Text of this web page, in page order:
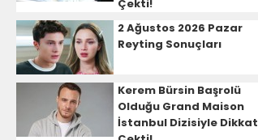
Çekti!
2 Ağustos 2026 Pazar
Reyting Sonuçları
Kerem Bürsin Başrolü
Olduğu Grand Maison
İstanbul Dizisiyle Dikkat